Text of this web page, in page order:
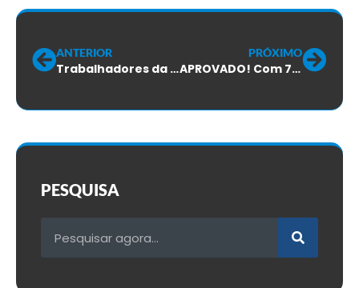
ANTERIOR
Trabalhadores da X-PC: assembleia do ACT 2025/2026, será dia 05/06
PRÓXIMO
APROVADO! Com 77,4% dos votos, ACT da Techinfo é aprovado, em votação
PESQUISA